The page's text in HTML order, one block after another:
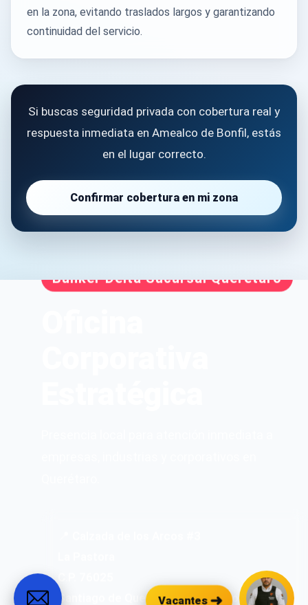
Vacantes ➜
en la zona, evitando traslados largos y garantizando
continuidad del servicio.
Si buscas seguridad privada con cobertura real y
respuesta inmediata en Amealco de Bonfil, estás
en el lugar correcto.
Confirmar cobertura en mi zona
Búnker Delta Sucursal Querétaro
Santiago de Querétaro, Querétaro